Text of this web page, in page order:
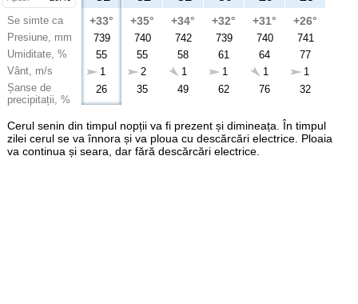
Se simte ca
Presiune, mm
Umiditate, %
Vânt, m/s
Șanse de
precipitații, %
+33°
739
55
1
26
+35°
740
55
2
35
+34°
742
58
1
49
+32°
739
61
1
62
+31°
740
64
1
76
+26°
741
77
1
32
Cerul senin din timpul nopții va fi prezent și dimineața. În timpul
zilei cerul se va înnora și va ploua cu descărcări electrice. Ploaia
va continua și seara, dar fără descărcări electrice.